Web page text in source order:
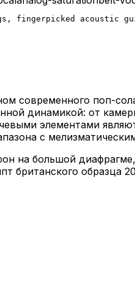
fingerpicked acoustic
современного поп-
динамикой: от
элементами
с
на большой
образца